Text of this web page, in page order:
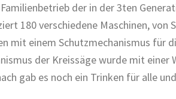
der in der 3ten
180 verschiedene Maschinen, von
mit einem Schutzmechanismus für
der Kreissäge wurde mit
gab es noch ein Trinken für alle